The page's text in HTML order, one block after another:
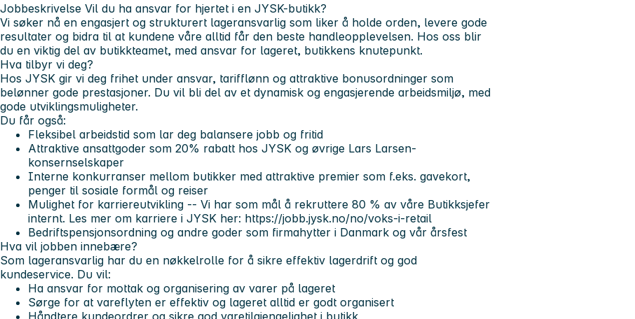
Jobbeskrivelse Vil du ha ansvar for hjertet i en JYSK-butikk?
Vi søker nå en engasjert og strukturert lageransvarlig som liker å holde orden, levere gode
resultater og bidra til at kundene våre alltid får den beste handleopplevelsen. Hos oss blir
du en viktig del av butikkteamet, med ansvar for lageret, butikkens knutepunkt.
Hva tilbyr vi deg?
Hos JYSK gir vi deg frihet under ansvar, tarifflønn og attraktive bonusordninger som
belønner gode prestasjoner. Du vil bli del av et dynamisk og engasjerende arbeidsmiljø, med
gode utviklingsmuligheter.
Du får også:
Fleksibel arbeidstid som lar deg balansere jobb og fritid
Attraktive ansattgoder som 20% rabatt hos JYSK og øvrige Lars Larsen-
konsernselskaper
Interne konkurranser mellom butikker med attraktive premier som f.eks. gavekort,
penger til sosiale formål og reiser
Mulighet for karriereutvikling -- Vi har som mål å rekruttere 80 % av våre Butikksjefer
internt. Les mer om karriere i JYSK her: https://jobb.jysk.no/no/voks-i-retail
Bedriftspensjonsordning og andre goder som firmahytter i Danmark og vår årsfest
Hva vil jobben innebære?
Som lageransvarlig har du en nøkkelrolle for å sikre effektiv lagerdrift og god
kundeservice. Du vil:
Ha ansvar for mottak og organisering av varer på lageret
Sørge for at vareflyten er effektiv og lageret alltid er godt organisert
Håndtere kundeordrer og sikre god varetilgjengelighet i butikk